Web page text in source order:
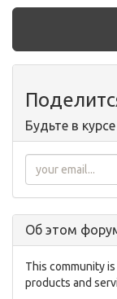
Будьте в курсе
Об этом
This community
products and